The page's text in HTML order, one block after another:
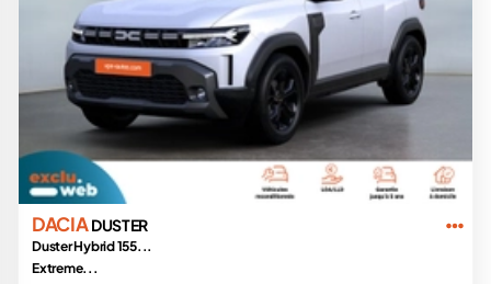
DACIADUSTER
Duster Hybrid 155...
Extreme...